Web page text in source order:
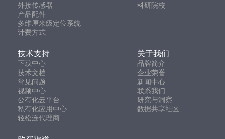
外接传感器
科研院校
产品配件
多维厘米级定位系统
计费方式
技术支持 关于我们
下载中心
品牌简介
技术文档
企业荣誉
常见问题
新闻中心
视频中心
联系我们
公有化云平台
研究与洞察
私有化应用中心
数据共享社区
轻松连代理商